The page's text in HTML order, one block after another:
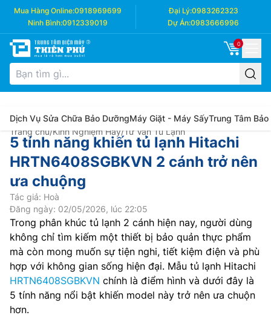
Mua Hàng Online:0918969699 Đại Lý:0983262323
Ninh Bình:0912339019 Dự Án:0983666996
0
Dịch Vụ Sửa Chữa Bảo DưỡngMáy Giặt - Máy SấyTrung Tâm Bảo
Trang chủ/Kinh Nghiệm Hay/Tư Vấn Tủ Lạnh
5 tính năng khiến tủ lạnh Hitachi
HRTN6408SGBKVN 2 cánh trở nên
ưa chuộng
Tác giả: Hoà
Đăng ngày: 02/05/2026, lúc 22:05
Trong phân khúc tủ lạnh 2 cánh hiện nay, người dùng
không chỉ tìm kiếm một thiết bị bảo quản thực phẩm
mà còn mong muốn sự tiện nghi, tiết kiệm điện và phù
hợp với không gian sống hiện đại. Mẫu tủ lạnh Hitachi
HRTN6408SGBKVN chính là điểm hình và dưới đây là
5 tính năng nổi bật khiến model này trở nên ưa chuộn
hơn.